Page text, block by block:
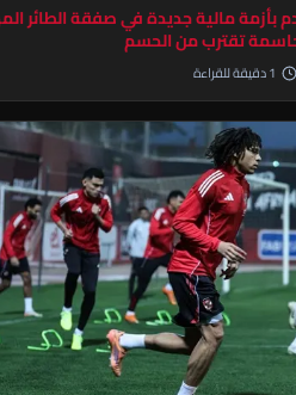
بأزمة مالية جديدة في صفقة الطائر
تقترب من الحسم